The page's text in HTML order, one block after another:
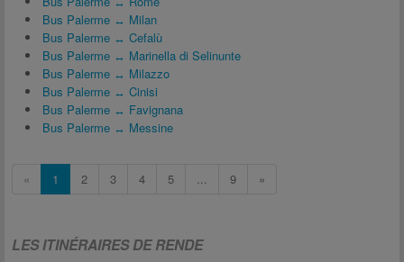
Bus Palerme ↔ Milan
Bus Palerme ↔ Cefalù
Bus Palerme ↔ Marinella di Selinunte
Bus Palerme ↔ Milazzo
Bus Palerme ↔ Cinisi
Bus Palerme ↔ Favignana
Bus Palerme ↔ Messine
« 1 2 3 4 5 ... 9 »
LES ITINÉRAIRES DE RENDE